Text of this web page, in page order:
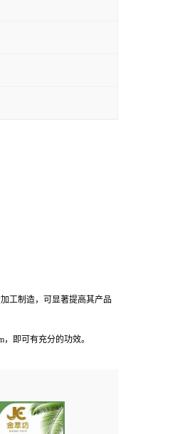
工制造，可显著提高其产品
即可有充分的功效。